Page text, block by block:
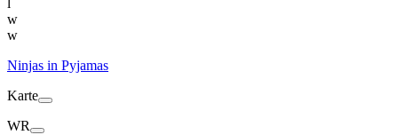
l
w
w
Ninjas in Pyjamas
Karte
WR